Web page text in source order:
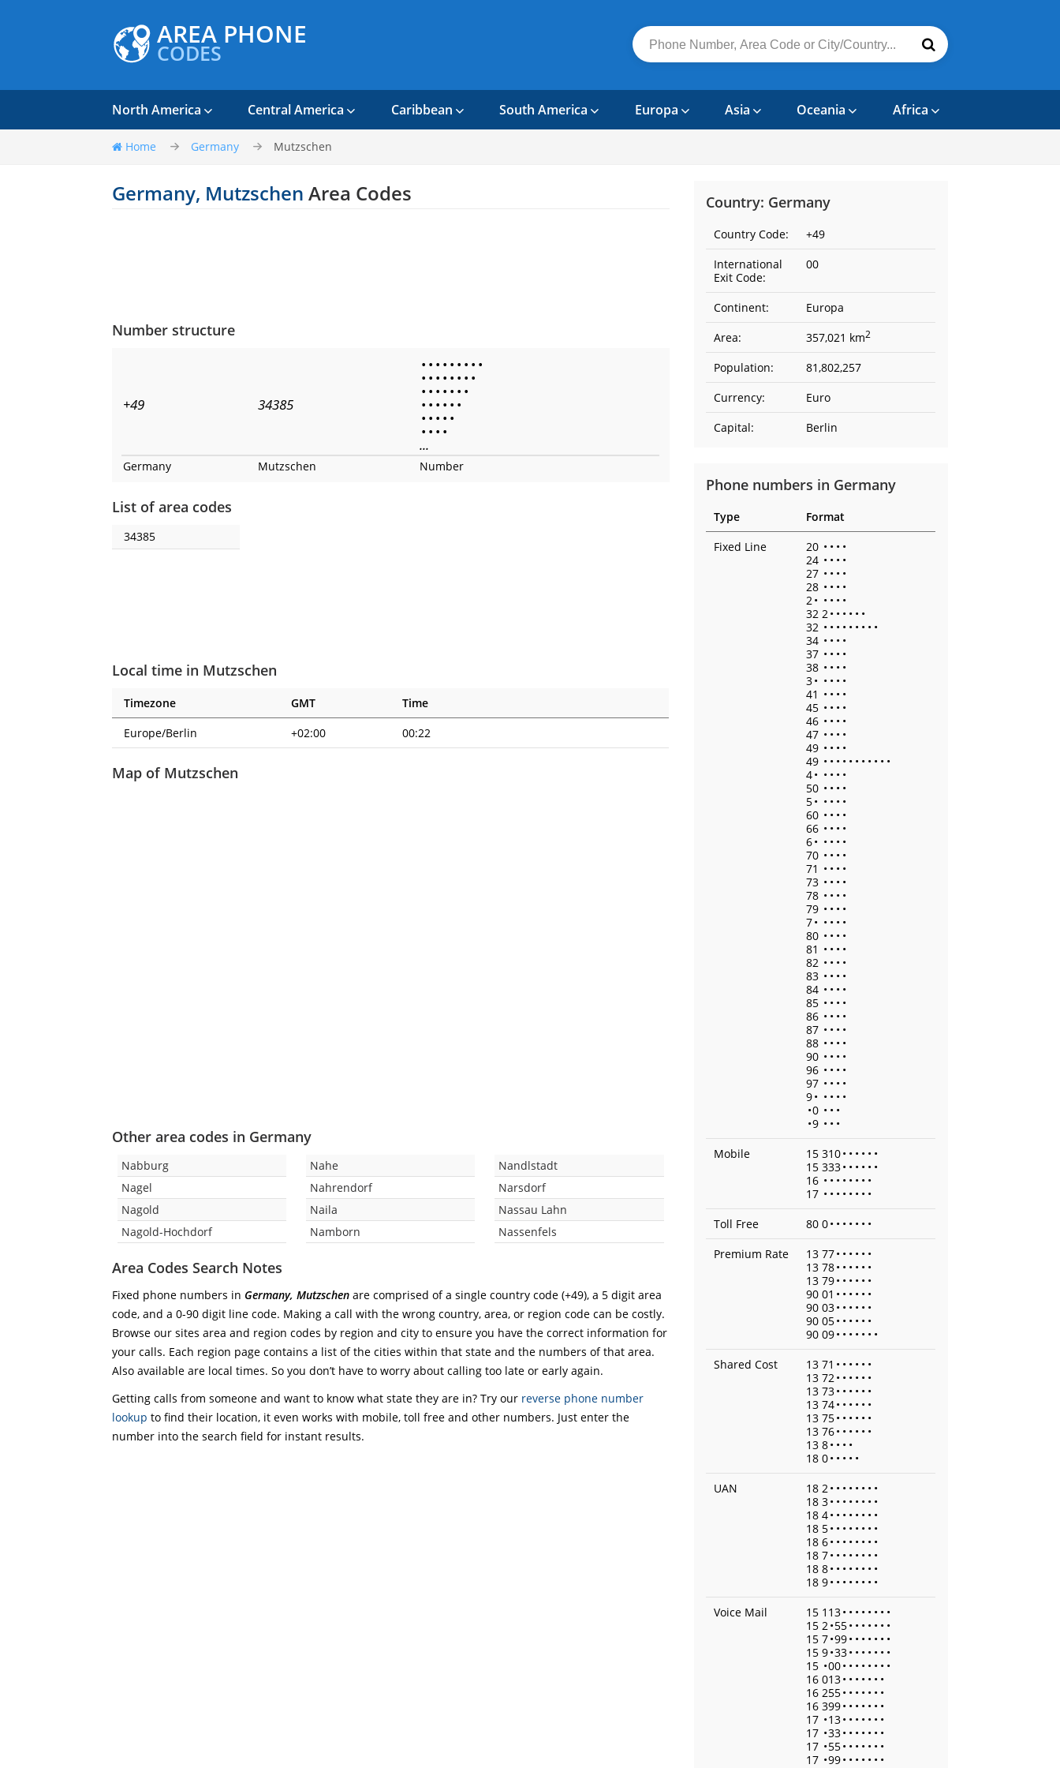
AREA PHONE
CODES
North America Central America Caribbean South America Europa Asia Oceania Africa
Home Germany Mutzschen
Germany, Mutzschen Area Codes
Number structure
+49 34385
• • • • • • • • •
• • • • • • • •
• • • • • • •
• • • • • •
• • • • •
• • • •
...
Germany Mutzschen Number
List of area codes
34385
Local time in Mutzschen
Timezone GMT
Time
Europe/Berlin
+02:00 00:22
Map of Mutzschen
Other area codes in Germany
Nabburg
Nagel
Nagold
Nagold-Hochdorf
Nahe
Nahrendorf
Naila
Namborn
Nandlstadt
Narsdorf
Nassau Lahn
Nassenfels
Area Codes Search Notes
Fixed phone numbers in Germany, Mutzschen are comprised of a single country code (+49), a 5 digit area
code, and a 0-90 digit line code. Making a call with the wrong country, area, or region code can be costly.
Browse our sites area and region codes by region and city to ensure you have the correct information for
your calls. Each region page contains a list of the cities within that state and the numbers of that area.
Also available are local times. So you don’t have to worry about calling too late or early again.
Getting calls from someone and want to know what state they are in? Try our reverse phone number
lookup to find their location, it even works with mobile, toll free and other numbers. Just enter the
number into the search field for instant results.
Country: Germany
Country Code:
+49
International
Exit Code:
00
Continent:
Europa
Area:
357,021 km2
Population:
81,802,257
Currency:
Euro
Capital:
Berlin
Phone numbers in Germany
Type
Format
Fixed Line
20 • • • •
24 • • • •
27 • • • •
28 • • • •
2• • • • •
32 2• • • • • •
32 • • • • • • • • •
34 • • • •
37 • • • •
38 • • • •
3• • • • •
41 • • • •
45 • • • •
46 • • • •
47 • • • •
49 • • • •
49 • • • • • • • • • • •
4• • • • •
50 • • • •
5• • • • •
60 • • • •
66 • • • •
6• • • • •
70 • • • •
71 • • • •
73 • • • •
78 • • • •
79 • • • •
7• • • • •
80 • • • •
81 • • • •
82 • • • •
83 • • • •
84 • • • •
85 • • • •
86 • • • •
87 • • • •
88 • • • •
90 • • • •
96 • • • •
97 • • • •
9• • • • •
•0 • • •
•9 • • •
Mobile
15 310• • • • • •
15 333• • • • • •
16 • • • • • • • •
17 • • • • • • • •
Toll Free
80 0• • • • • • •
Premium Rate
13 77• • • • • •
13 78• • • • • •
13 79• • • • • •
90 01 • • • • • •
90 03• • • • • •
90 05• • • • • •
90 09• • • • • • •
Shared Cost
13 71 • • • • • •
13 72• • • • • •
13 73• • • • • •
13 74• • • • • •
13 75• • • • • •
13 76• • • • • •
13 8• • • •
18 0• • • • •
UAN
18 2• • • • • • • •
18 3• • • • • • • •
18 4• • • • • • • •
18 5• • • • • • • •
18 6• • • • • • • •
18 7• • • • • • • •
18 8• • • • • • • •
18 9• • • • • • • •
Voice Mail
15 113• • • • • • • •
15 2•55• • • • • • •
15 7•99• • • • • • •
15 9•33• • • • • • •
15 •00• • • • • • • •
16 013• • • • • • •
16 255• • • • • • •
16 399• • • • • • •
17 •13• • • • • • •
17 •33• • • • • • •
17 •55• • • • • • •
17 •99• • • • • • •